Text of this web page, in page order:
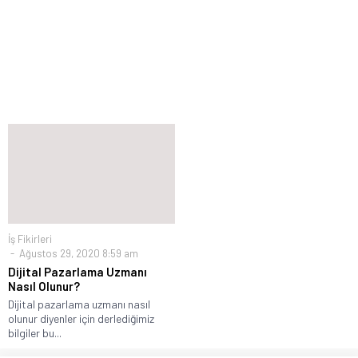
İş Fikirleri
Ağustos 29, 2020 8:59 am
Dijital Pazarlama Uzmanı
Nasıl Olunur?
Dijital pazarlama uzmanı nasıl
olunur diyenler için derlediğimiz
bilgiler bu...